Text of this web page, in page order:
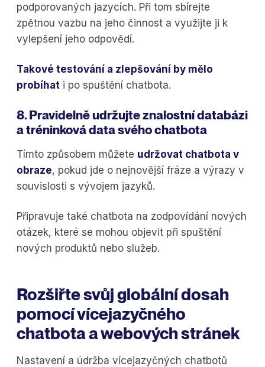
podporovaných jazycích. Při tom sbírejte
zpětnou vazbu na jeho činnost a využijte ji k
vylepšení jeho odpovědí.
Takové testování a zlepšování by mělo
probíhat i po spuštění chatbota.
8. Pravidelně udržujte znalostní databázi
a tréninková data svého chatbota
Tímto způsobem můžete udržovat chatbota v
obraze, pokud jde o nejnovější fráze a výrazy v
souvislosti s vývojem jazyků.
Připravuje také chatbota na zodpovídání nových
otázek, které se mohou objevit při spuštění
nových produktů nebo služeb.
Rozšiřte svůj globální dosah
pomocí vícejazyčného
chatbota a webových stránek
Nastavení a údržba vícejazyčných chatbotů